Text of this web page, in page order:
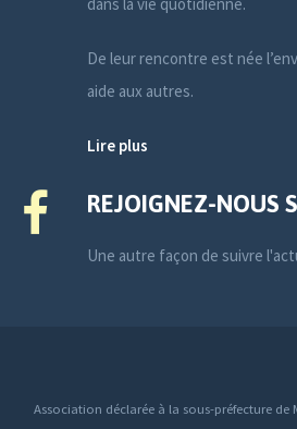
De leur rencontre est née
aide aux autres.
Lire plus
REJOIGNEZ-NOUS
Une autre façon de suivre
Association déclarée à la sous-préfecture de